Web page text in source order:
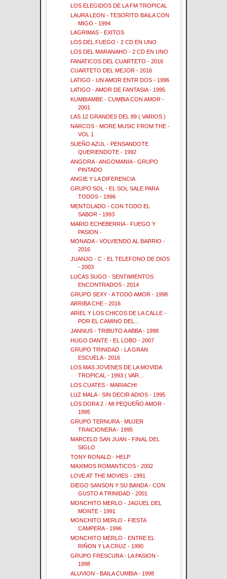
LOS ELEGIDOS DE LA FM TROPICAL
LAURA LEON - TESORITO BAILA CON
MIGO - 1994
LAGRIMAS - EXITOS
LOS DEL FUEGO - 2 CD EN UNO
LOS DEL MARANAHO - 2 CD EN UNO
FANATICOS DEL CUARTETO - 2016
CUARTETO DEL MEJOR - 2016
LATIGO - UN AMOR ENTR DOS - 1996
LATIGO - AMOR DE FANTASIA - 1995
KUMBIAMBE - CUMBIA CON AMOR -
2001
LAS 12 GRANDES DEL 89 ( VARIOS )
NARCOS - MORE MUSIC FROM THE -
VOL 1
SUEÑO AZUL - PENSANDOTE
QUERIENDOTE - 1992
ANGORA - ANGOMANIA - GRUPO
PINTADO
ANGIE Y LA DIFERENCIA
GRUPO SOL - EL SOL SALE PARA
TODOS - 1996
MENTOLADO - CON TODO EL
SABOR - 1993
MARIO ECHEBERRIA - FUEGO Y
PASION -
MONADA - VOLVIENDO AL BARRIO -
2016
JUANJO - C - EL TELEFONO DE DIOS
- 2003
LUCAS SUGO - SENTIMIENTOS
ENCONTRADOS - 2014
GRUPO SEXY - A TODO AMOR - 1998
ARRIBA CHE - 2016
ARIEL Y LOS CHICOS DE LA CALLE -
POR EL CAMINO DEL...
JANNUS - TRIBUTO A ABBA - 1998
HUGO DANTE - EL LOBO - 2007
GRUPO TRINIDAD - LA GRAN
ESCUELA - 2016
LOS MAS JOVENES DE LA MOVIDA
TROPICAL - 1993 ( VAR...
LOS CUATES - MARIACHI
LUZ MALA - SIN DECIR ADIOS - 1995
LOS DORA 2 - MI PEQUEÑO AMOR -
1995
GRUPO TERNURA - MUJER
TRAICIONERA - 1995
MARCELO SAN JUAN - FINAL DEL
SIGLO
TONY RONALD - HELP
MAXIMOS ROMANTICOS - 2002
LOVE AT THE MOVIES - 1991
DIEGO SANSON Y SU BANDA - CON
GUSTO A TRINIDAD - 2001
MONCHITO MERLO - JAGUEL DEL
MONTE - 1991
MONCHITO MERLO - FIESTA
CAMPERA - 1996
MONCHITO MERLO - ENTRE EL
RIÑON Y LA CRUZ - 1990
GRUPO FRESCURA - LA PASION -
1998
ALUVION - BAILA CUMBIA - 1998